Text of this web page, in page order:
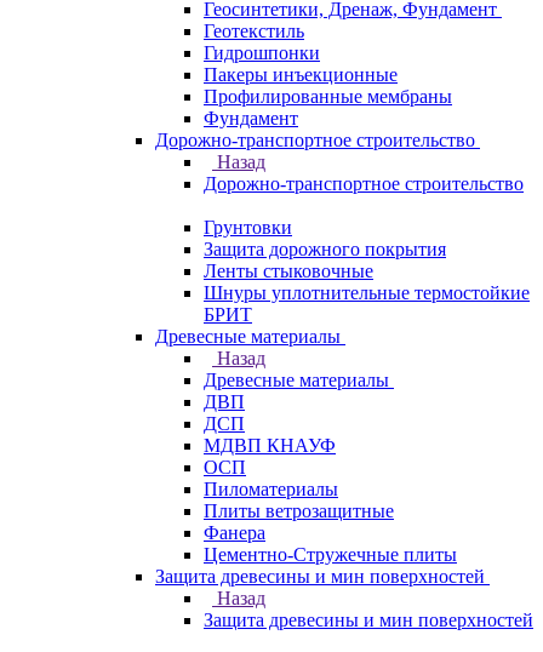
Геосинтетики, Дренаж, Фундамент
Геотекстиль
Гидрошпонки
Пакеры инъекционные
Профилированные мембраны
Фундамент
Дорожно-транспортное строительство
Назад
Дорожно-транспортное строительство
Грунтовки
Защита дорожного покрытия
Ленты стыковочные
Шнуры уплотнительные термостойкие
БРИТ
Древесные материалы
Назад
Древесные материалы
ДВП
ДСП
МДВП КНАУФ
ОСП
Пиломатериалы
Плиты ветрозащитные
Фанера
Цементно-Стружечные плиты
Защита древесины и мин поверхностей
Назад
Защита древесины и мин поверхностей